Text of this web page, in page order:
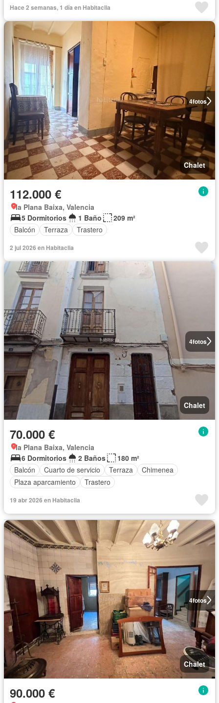
Hace 2 semanas, 1 día en Habitaclia
4fotos
Chalet
112.000 €
la Plana Baixa, Valencia
5 Dormitorios
1 Baño
209 m²
Balcón
Terraza Trastero
2 jul 2026 en Habitaclia
4fotos
Chalet
70.000 €
la Plana Baixa, Valencia
6 Dormitorios
2 Baños
180 m²
Balcón
Cuarto de servicio Terraza
Chimenea
Plaza aparcamiento
Trastero
19 abr 2026 en Habitaclia
4fotos
Chalet
90.000 €